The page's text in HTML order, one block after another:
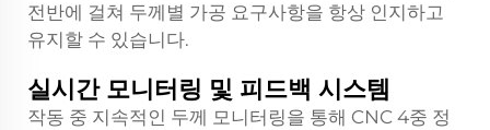
전반에 걸쳐 두께별 가공 요구사항을 항상 인지하고
유지할 수 있습니다.
실시간 모니터링 및 피드백 시스템
작동 중 지속적인 두께 모니터링을 통해 CNC 4중 정